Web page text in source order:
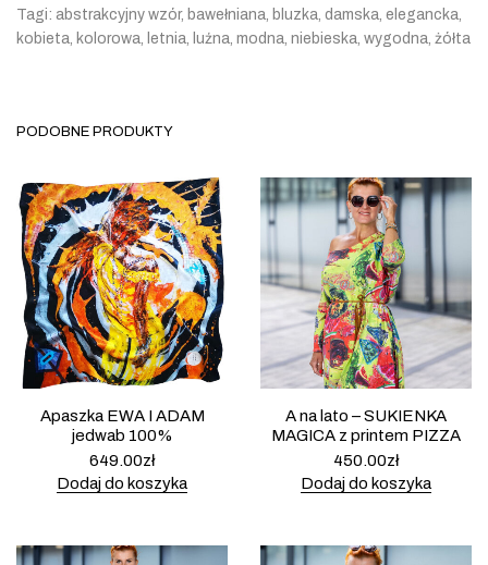
Tagi: abstrakcyjny wzór, bawełniana bluzka damska elegancka
kobieta kolorowa letnia luźna modna niebieska wygodna żółta
PODOBNE PRODUKTY
Apaszka EWA I ADAM
jedwab 100%
649.00zł
Dodaj do koszyka
A na lato – SUKIENKA
MAGICA z printem PIZZA
450.00zł
Dodaj do koszyka